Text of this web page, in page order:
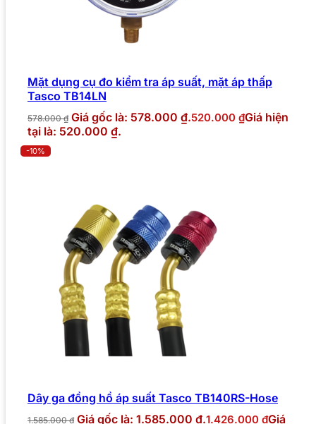
Mặt dụng cụ đo kiểm tra áp suất, mặt áp thấp
Tasco TB14LN
578.000₫ Giá gốc là: 578.000 ₫.520.000 ₫Giá hiện
tại là: 520.000 ₫.
-10%
Dây ga đồng hồ áp suất Tasco TB140RS-Hose
1.585.000₫ Giá gốc là: 1.585.000 ₫.1.426.000 ₫Giá